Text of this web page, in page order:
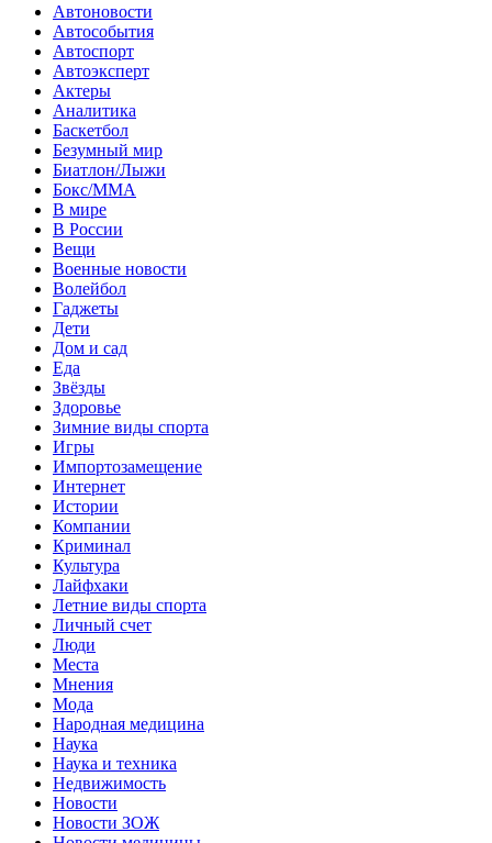
Автоновости
Автособытия
Автоспорт
Автоэксперт
Актеры
Аналитика
Баскетбол
Безумный мир
Биатлон/Лыжи
Бокс/MMA
В мире
В России
Вещи
Военные новости
Волейбол
Гаджеты
Дети
Дом и сад
Еда
Звёзды
Здоровье
Зимние виды спорта
Игры
Импортозамещение
Интернет
Истории
Компании
Криминал
Культура
Лайфхаки
Летние виды спорта
Личный счет
Люди
Места
Мнения
Мода
Народная медицина
Наука
Наука и техника
Недвижимость
Новости
Новости ЗОЖ